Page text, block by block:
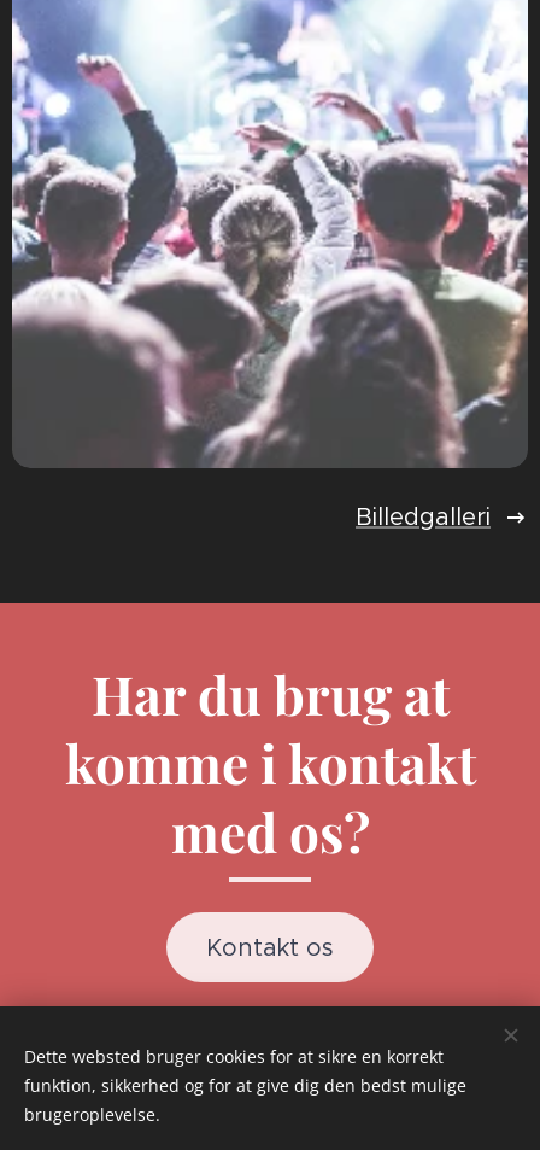
Billedgalleri
Har du brug at
komme i kontakt
med os?
Kontakt os
Billeder leveret af bl.aPexels
Dette websted bruger cookies for at sikre en korrekt
funktion, sikkerhed og for at give dig den bedst mulige
brugeroplevelse.